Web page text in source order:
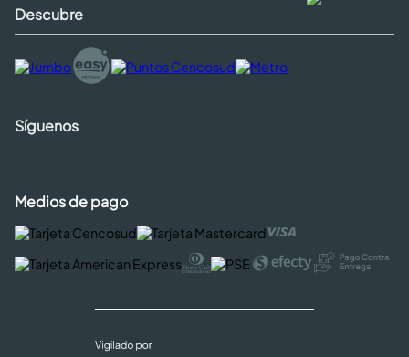
Descubre
Síguenos
Medios de pago